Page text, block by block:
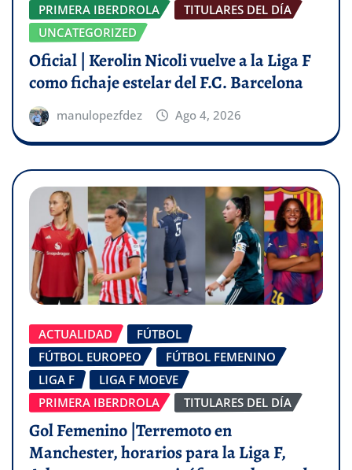
PRIMERA IBERDROLA
TITULARES DEL DÍA
UNCATEGORIZED
Oficial | Kerolin Nicoli vuelve a la Liga F
como fichaje estelar del F.C. Barcelona
manulopezfdez Ago 4, 2026
ACTUALIDAD
FÚTBOL
FÚTBOL EUROPEO
FÚTBOL FEMENINO
LIGA F
LIGA F MOEVE
PRIMERA IBERDROLA
TITULARES DEL DÍA
Gol Femenino |Terremoto en
Manchester, horarios para la Liga F,